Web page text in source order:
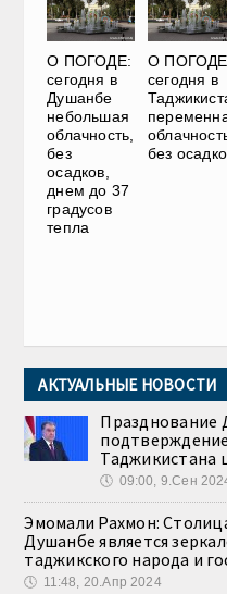
О ПОГОДЕ:
сегодня в
Душанбе
небольшая
облачность,
без
осадков,
днем до 37
градусов
тепла
О
сегодня в
без
АКТУАЛЬНЫЕ НОВОСТИ
Празднование
Таджикистана
🕔 09:00, 9.Сен
Эмомали Рахмон:
Душанбе является
таджикского народа и
🕔 11:48, 20.Апр 2024